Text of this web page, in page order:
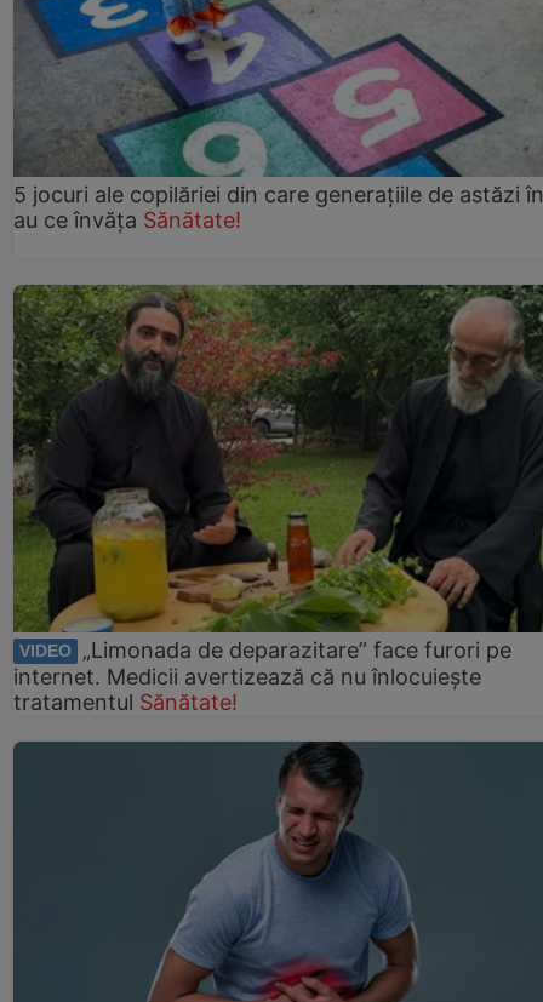
5 jocuri ale copilăriei din care generațiile de astăzi
au ce învăța Sănătate!
VIDEO
„Limonada de deparazitare” face furori pe
internet. Medicii avertizează că nu înlocuiește
tratamentul Sănătate!